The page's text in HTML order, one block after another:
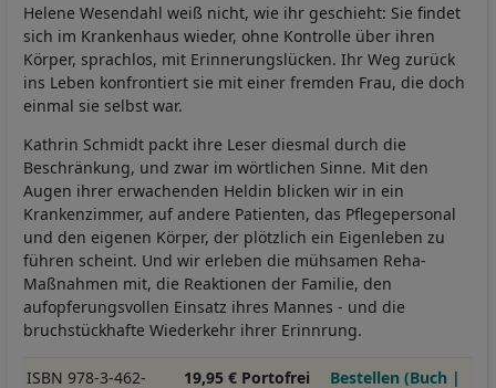
Helene Wesendahl weiß nicht, wie ihr geschieht: Sie findet
sich im Krankenhaus wieder, ohne Kontrolle über ihren
Körper, sprachlos, mit Erinnerungslücken. Ihr Weg zurück
ins Leben konfrontiert sie mit einer fremden Frau, die doch
einmal sie selbst war.
Kathrin Schmidt packt ihre Leser diesmal durch die
Beschränkung, und zwar im wörtlichen Sinne. Mit den
Augen ihrer erwachenden Heldin blicken wir in ein
Krankenzimmer, auf andere Patienten, das Pflegepersonal
und den eigenen Körper, der plötzlich ein Eigenleben zu
führen scheint. Und wir erleben die mühsamen Reha-
Maßnahmen mit, die Reaktionen der Familie, den
aufopferungsvollen Einsatz ihres Mannes - und die
bruchstückhafte Wiederkehr ihrer Erinnrung.
ISBN 978-3-462-
19,95 € Portofrei
Bestellen (Buch |